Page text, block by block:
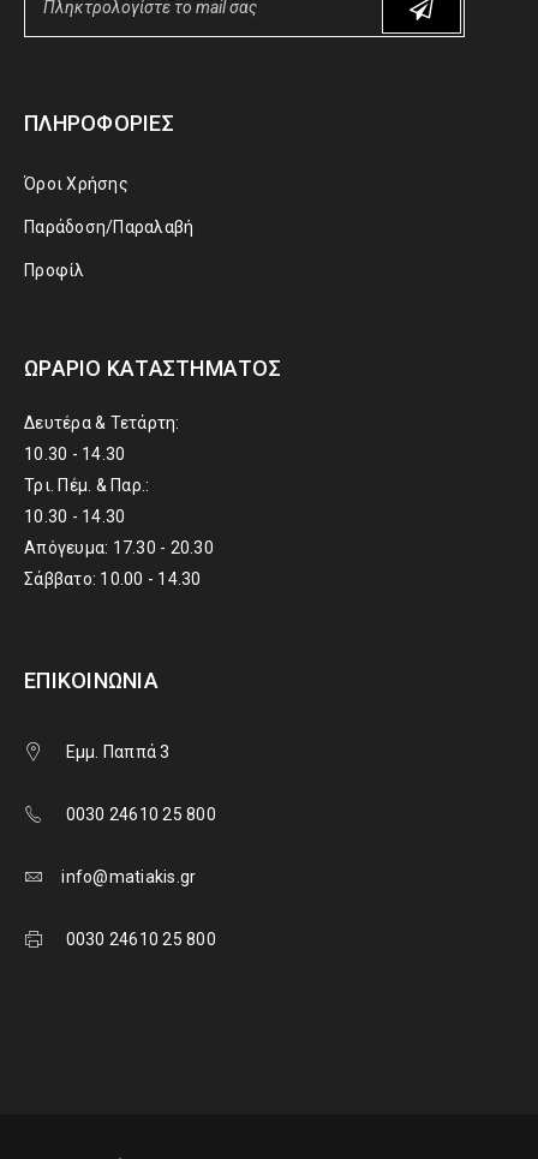
ΠΛΗΡΟΦΟΡΊΕΣ
Όροι Χρήσης
Παράδοση/Παραλαβή
Προφίλ
ΩΡΆΡΙΟ ΚΑΤΑΣΤΉΜΑΤΟΣ
Δευτέρα & Τετάρτη:
10.30 - 14.30
Τρι. Πέμ. & Παρ.:
10.30 - 14.30
Απόγευμα: 17.30 - 20.30
Σάββατο: 10.00 - 14.30
ΕΠΙΚΟΙΝΩΝΊΑ
Εμμ. Παππά 3
0030 24610 25 800
info@matiakis.gr
0030 24610 25 800